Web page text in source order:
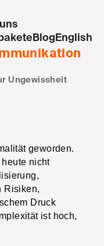
Blog English
Ungewissheit
geworden.
nicht
Risiken,
Druck
ist hoch,